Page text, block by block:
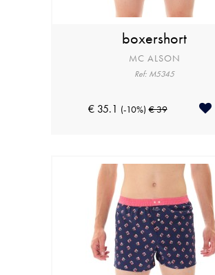
boxershort
MC ALSON
Ref: M5345
€ 35.1 (-10%) € 39